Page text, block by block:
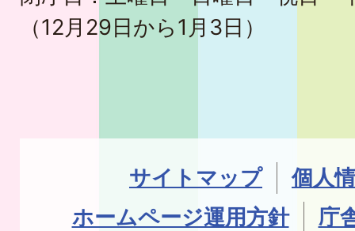
（12月29日から1月3日）
サイトマップ
個人
ホームページ運用方針
庁